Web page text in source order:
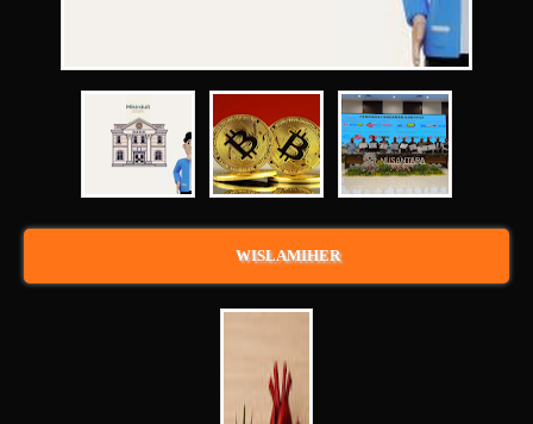
WISLAMIHER